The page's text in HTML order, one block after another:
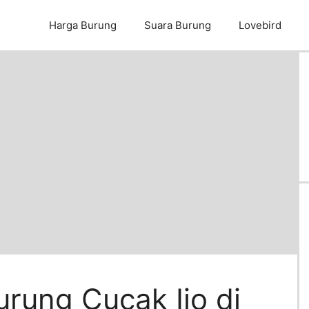
Harga Burung Suara Burung Lovebird
Cucak Ijo di